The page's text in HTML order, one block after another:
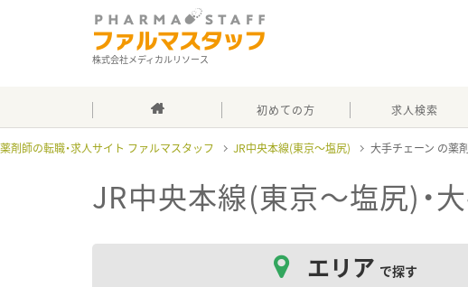
株式会社メディカルリソース
初めての方 求人検索
薬剤師の転職・求人サイト ファルマスタッフ JR中央本線(東京～塩尻) 大手チェーン
JR中央本線(東京～塩尻)・
エリア で探す